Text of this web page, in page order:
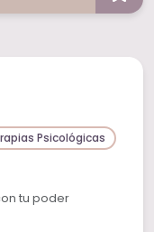
Psicológicas
tu poder